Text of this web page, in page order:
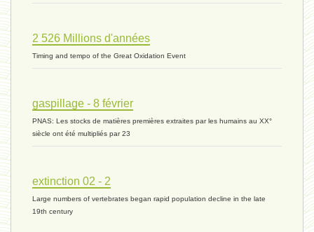
vivant 07 - 22 octobre 2023 *
vivant 06 - 19 octobre 2023 *
externalité - 29 septembre 2023 *
2 526 Millions d'années
Timing and tempo of the Great Oxidation Event
gaspillage - 8 février
PNAS: Les stocks de matières premières extraites par les humains au XX°
siècle ont été multipliés par 23
extinction 02 - 2
Large numbers of vertebrates began rapid population decline in the late
19th century